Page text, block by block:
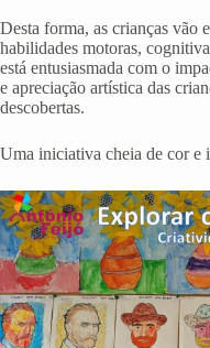
Desta forma, as crianças vão
habilidades motoras,
está entusiasmada com o
e apreciação artística das
descobertas.
Uma iniciativa cheia de cor e